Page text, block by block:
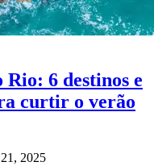
6 destinos e
curtir o verão
2025